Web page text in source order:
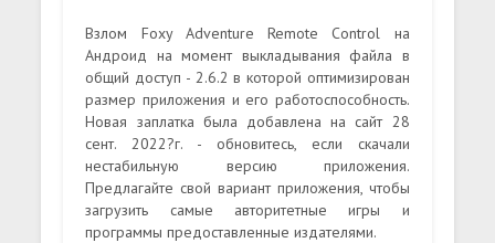
Взлом Foxy Adventure Remote Control на
Андроид на момент выкладывания файла в
общий доступ - 2.6.2 в которой оптимизирован
размер приложения и его работоспособность.
Новая заплатка была добавлена на сайт 28
сент. 2022?г. - обновитесь, если скачали
нестабильную версию приложения.
Предлагайте свой вариант приложения, чтобы
загрузить самые авторитетные игры и
программы предоставленные издателями.